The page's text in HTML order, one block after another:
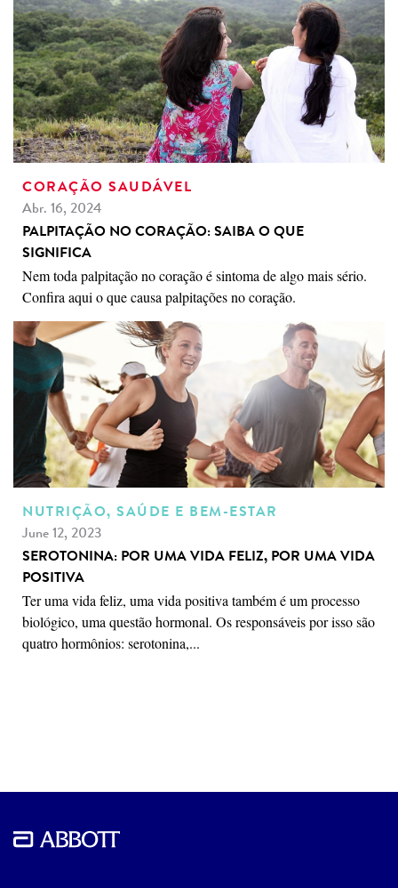
CORAÇÃO SAUDÁVEL
Abr. 16, 2024
PALPITAÇÃO NO CORAÇÃO: SAIBA O QUE
SIGNIFICA
Nem toda palpitação no coração é sintoma de algo mais sério.
Confira aqui o que causa palpitações no coração.
NUTRIÇÃO, SAÚDE E BEM-ESTAR
June 12, 2023
SEROTONINA: POR UMA VIDA FELIZ, POR UMA VIDA
POSITIVA
Ter uma vida feliz, uma vida positiva também é um processo
biológico, uma questão hormonal. Os responsáveis por isso são
quatro hormônios: serotonina,...